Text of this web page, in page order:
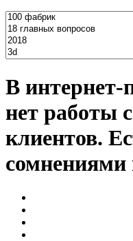
В интернет-
нет работы
клиентов.
сомнениями